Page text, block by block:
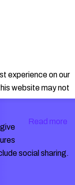
experience on our
website may not
Read more
social sharing.